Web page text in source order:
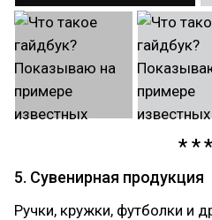
5. Сувенирная продукция
Ручки, кружки, футболки и